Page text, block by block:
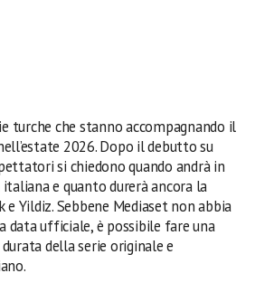
turche che stanno accompagnando il
2026. Dopo il debutto su
si chiedono quando andrà in
e quanto durerà ancora la
Yildiz. Sebbene Mediaset non abbia
data ufficiale, è possibile fare una
della serie originale e